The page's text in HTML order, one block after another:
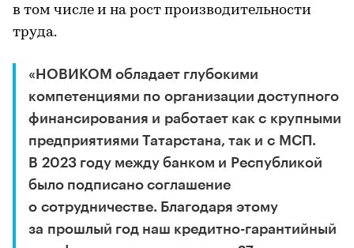
в том числе и на рост производительности
труда.
«НОВИКОМ обладает глубокими
компетенциями по организации доступного
финансирования и работает как с крупными
предприятиями Татарстана, так и с МСП.
В 2023 году между банком и Республикой
было подписано соглашение
о сотрудничестве. Благодаря этому
за прошлый год наш кредитно-гарантийный